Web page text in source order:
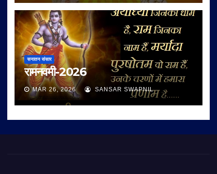
सनातन संसार
रामनवमी-2026
MAR 26, 2026 SANSAR SWAPNIL